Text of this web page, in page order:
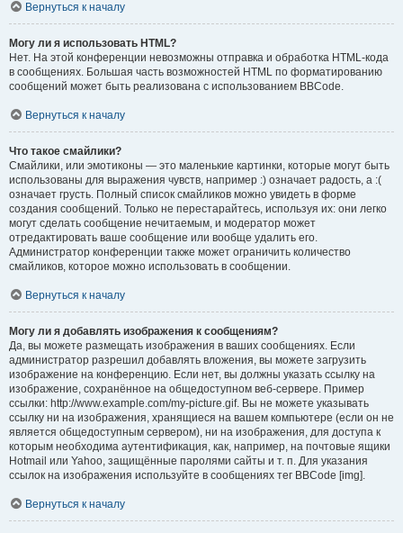
Вернуться к началу
Могу ли я использовать HTML?
Нет. На этой конференции невозможны отправка и обработка HTML-кода
в сообщениях. Большая часть возможностей HTML по форматированию
сообщений может быть реализована с использованием BBCode.
Вернуться к началу
Что такое смайлики?
Смайлики, или эмотиконы — это маленькие картинки, которые могут быть
использованы для выражения чувств, например :) означает радость, а :(
означает грусть. Полный список смайликов можно увидеть в форме
создания сообщений. Только не перестарайтесь, используя их: они легко
могут сделать сообщение нечитаемым, и модератор может
отредактировать ваше сообщение или вообще удалить его.
Администратор конференции также может ограничить количество
смайликов, которое можно использовать в сообщении.
Вернуться к началу
Могу ли я добавлять изображения к сообщениям?
Да, вы можете размещать изображения в ваших сообщениях. Если
администратор разрешил добавлять вложения, вы можете загрузить
изображение на конференцию. Если нет, вы должны указать ссылку на
изображение, сохранённое на общедоступном веб-сервере. Пример
ссылки: http://www.example.com/my-picture.gif. Вы не можете указывать
ссылку ни на изображения, хранящиеся на вашем компьютере (если он не
является общедоступным сервером), ни на изображения, для доступа к
которым необходима аутентификация, как, например, на почтовые ящики
Hotmail или Yahoo, защищённые паролями сайты и т. п. Для указания
ссылок на изображения используйте в сообщениях тег BBCode [img].
Вернуться к началу